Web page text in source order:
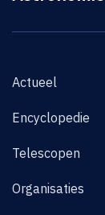
Actueel
Encyclopedie
Telescopen
Organisaties